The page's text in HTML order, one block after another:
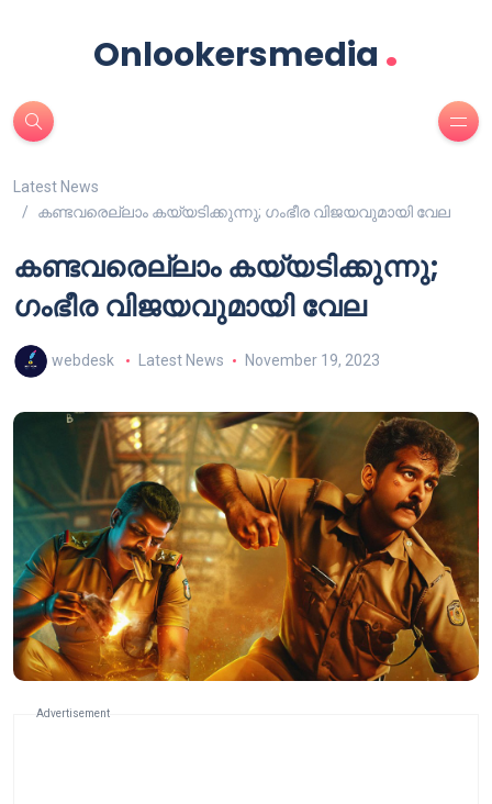
Onlookersmedia .
Latest News
കണ്ടവരെല്ലാം കയ്യടിക്കുന്നു; ഗംഭീര വിജയവുമായി വേല
കണ്ടവരെല്ലാം കയ്യടിക്കുന്നു;
ഗംഭീര വിജയവുമായി വേല
webdesk Latest News November 19, 2023
Advertisement